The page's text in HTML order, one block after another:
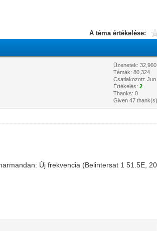
A téma értékelése:
Üzenetek: 32,960
Témák: 80,324
Csatlakozott: Jun
Értékelés:2
Thanks: 0
Given 47
Új frekvencia (Belintersat 1 51.5E,